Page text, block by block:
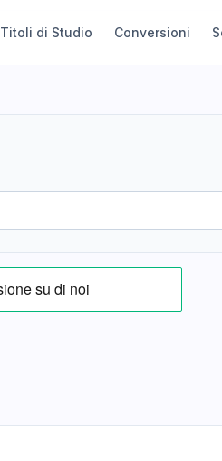
Titoli di Studio Conversioni